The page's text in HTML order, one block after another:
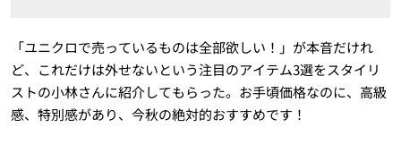
「ユニクロで売っているものは全部欲しい！」が本音だけれ
ど、これだけは外せないという注目のアイテム3選をスタイリ
ストの小林さんに紹介してもらった。お手頃価格なのに、高級
感、特別感があり、今秋の絶対的おすすめです！